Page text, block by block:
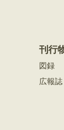
刊行
図録
広報誌